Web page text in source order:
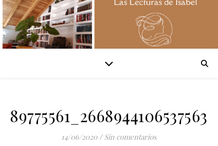
14/06/2020 / Sin comentarios